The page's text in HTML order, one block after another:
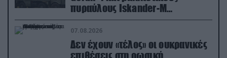
πυραύλους Iskander-M
ουκρανικό τρένο με στρατιωτικό
εξοπλισμό
07.08.2026
Δεν έχουν «τέλος» οι ουκρανικές